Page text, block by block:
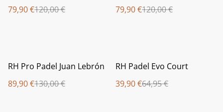
79,90 €120,00 €
79,90 €120,00 €
%
RH Pro Padel Juan Lebrón
89,90 €130,00 €
%
RH Padel Evo Court
39,90 €64,95 €